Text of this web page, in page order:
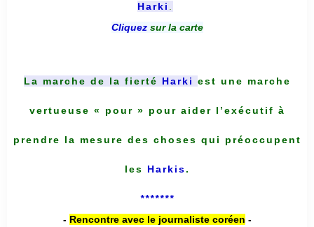
Harki
Cliquez sur la carte
La marche de la fierté Harki est une marche
vertueuse « pour » pour aider l’exécutif à
prendre la mesure des choses qui préoccupent
les Harkis.
*******
- Rencontre avec le journaliste coréen -